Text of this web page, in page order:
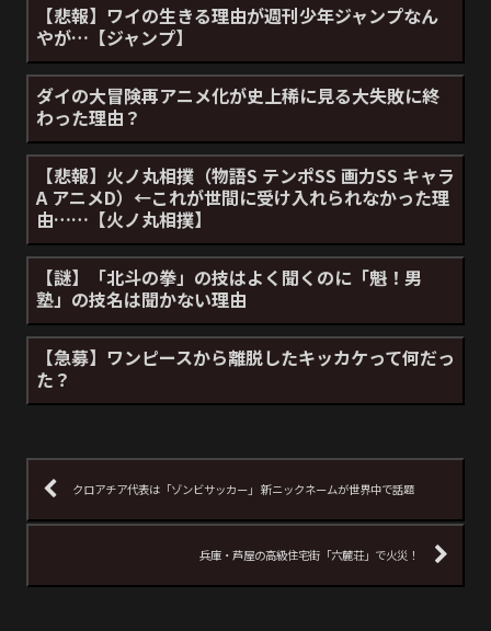
【悲報】ワイの生きる理由が週刊少年ジャンプなん
やが…【ジャンプ】
ダイの大冒険再アニメ化が史上稀に見る大失敗に終
わった理由？
【悲報】火ノ丸相撲（物語S テンポSS 画力SS キャラ
A アニメD）←これが世間に受け入れられなかった理
由……【火ノ丸相撲】
【謎】「北斗の拳」の技はよく聞くのに「魁！男
塾」の技名は聞かない理由
【急募】ワンピースから離脱したキッカケって何だっ
た？
クロアチア代表は「ゾンビサッカー」 新ニックネームが世界中で話題
兵庫・芦屋の高級住宅街「六麓荘」で火災！